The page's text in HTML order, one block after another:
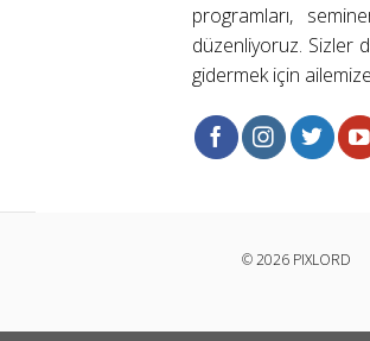
programları,
düzenliyoruz. Sizler
gidermek için ailemize
© 2026 PIXLORD